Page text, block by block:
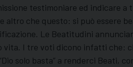
testimoniare ed indicare
altro che questo: si può essere
Le Beatitudini
I tre voti dicono infatti che:
solo basta” a renderci Beati,